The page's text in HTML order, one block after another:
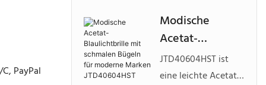
PayPal
JMD30935BD
aus Metall mit
strukturierter Front,
leichter
Konstruktion und
Modische
Acetat-
Blaulichtbrille
mit schmalen
JTD40604HST ist
eine leichte Acetat-